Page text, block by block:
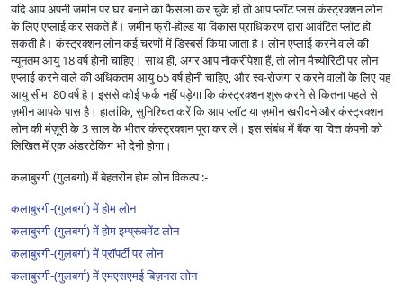
यदि आप अपनी जमीन पर घर बनाने का फैसला कर चुके हों तो आप प्लॉट प्लस कंस्ट्रक्शन लोन
के लिए एप्लाई कर सकते हैं। ज़मीन फ्री-होल्ड या विकास प्राधिकरण द्वारा आवंटित प्लॉट हो
सकती है। कंस्ट्रक्शन लोन कई चरणों में डिस्बर्स किया जाता है। लोन एप्लाई करने वाले की
न्यूनतम आयु 18 वर्ष होनी चाहिए। साथ ही, अगर आप नौकरीपेशा हैं, तो लोन मैच्योरिटी पर लोन
एप्लाई करने वाले की अधिकतम आयु 65 वर्ष होनी चाहिए, और स्व-रोजगा र करने वालों के लिए यह
आयु सीमा 80 वर्ष है। इससे कोई फर्क नहीं पड़ेगा कि कंस्ट्रक्शन शुरू करने से कितना पहले से
ज़मीन आपके पास है। हालांकि, सुनिश्चित करें कि आप प्लॉट या ज़मीन खरीदने और कंस्ट्रक्शन
लोन की मंज़ूरी के 3 साल के भीतर कंस्ट्रक्शन पूरा कर लें। इस संबंध में बैंक या वित्त कंपनी को
लिखित में एक अंडरटेकिंग भी देनी होगा।
कलाबुरगी (गुलबर्गा) में बेहतरीन होम लोन विकल्प :-
कलाबुरगी-(गुलबर्गा) में होम लोन
कलाबुरगी-(गुलबर्गा) में होम इम्प्रूवमेंट लोन
कलाबुरगी-(गुलबर्गा) में प्रॉपर्टी पर लोन
कलाबुरगी-(गुलबर्गा) में एमएसएमई बिज़नस लोन